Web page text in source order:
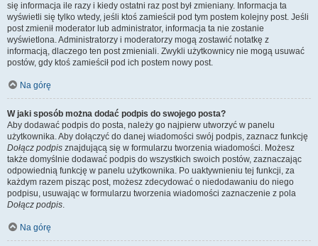
się informacja ile razy i kiedy ostatni raz post był zmieniany. Informacja ta
wyświetli się tylko wtedy, jeśli ktoś zamieścił pod tym postem kolejny post. Jeśli
post zmienił moderator lub administrator, informacja ta nie zostanie
wyświetlona. Administratorzy i moderatorzy mogą zostawić notatkę z
informacją, dlaczego ten post zmieniali. Zwykli użytkownicy nie mogą usuwać
postów, gdy ktoś zamieścił pod ich postem nowy post.
Na górę
W jaki sposób można dodać podpis do swojego posta?
Aby dodawać podpis do posta, należy go najpierw utworzyć w panelu
użytkownika. Aby dołączyć do danej wiadomości swój podpis, zaznacz funkcję
Dołącz podpis znajdującą się w formularzu tworzenia wiadomości. Możesz
także domyślnie dodawać podpis do wszystkich swoich postów, zaznaczając
odpowiednią funkcję w panelu użytkownika. Po uaktywnieniu tej funkcji, za
każdym razem pisząc post, możesz zdecydować o niedodawaniu do niego
podpisu, usuwając w formularzu tworzenia wiadomości zaznaczenie z pola
Dołącz podpis.
Na górę